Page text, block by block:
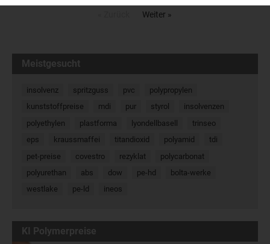
Weiter »
Meistgesucht
insolvenz spritzguss pvc
polypropylen
kunststoffpreise
mdi pur styrol
insolvenzen
polyethylen
plastforma lyondellbasell
trinseo
eps
kraussmaffei titandioxid polyamid
tdi
pet-preise
covestro rezyklat
polycarbonat
polyurethan
abs dow pe-hd
bolta-werke
westlake
pe-ld ineos
KI Polymerpreise